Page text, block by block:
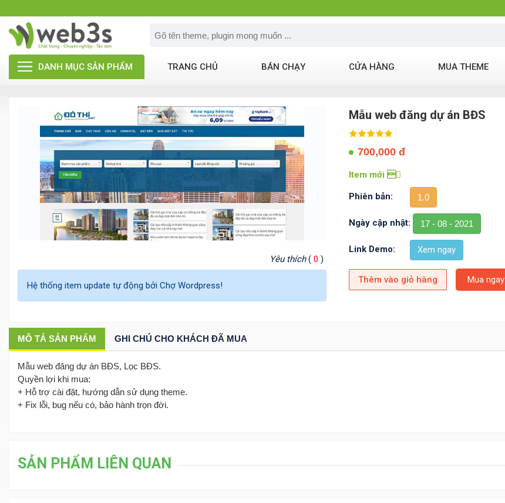
DANH MỤC SẢN PHẨM TRANG CHỦ BÁN CHẠY CỬA HÀNG MUA THEME
Yêu thích(0 )
Hệ thống item update tự động bởi Chợ Wordpress!
Mẫu web đăng dự án BĐS
700,000 đ
Item mới 
Phiên bản: 1.0
Ngày cập nhật: 17 - 08 - 2021
Link Demo: Xem ngay
Thêm vào giỏ hàng Mua ngay
MÔ TẢ SẢN PHẨM GHI CHÚ CHO KHÁCH ĐÃ MUA
Mẫu web đăng dự án BĐS, Lọc BĐS.
Quyền lợi khi mua:
+ Hỗ trợ cài đặt, hướng dẫn sử dụng theme.
+ Fix lỗi, bug nếu có, bảo hành trọn đời.
SẢN PHẨM LIÊN QUAN